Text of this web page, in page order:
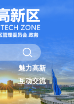
魅力高新
互动交流